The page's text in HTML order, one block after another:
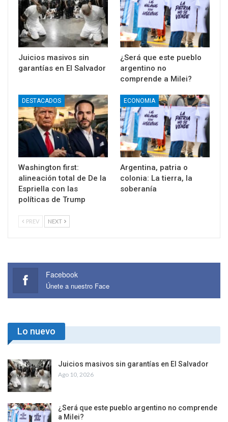
Juicios masivos sin
garantías en El Salvador
¿Será que este pueblo
argentino no
comprende a Milei?
DESTACADOS
Washington first:
alineación total de De la
Espriella con las
políticas de Trump
ECONOMIA
Argentina, patria o
colonia: La tierra, la
soberanía
PREV NEXT
Facebook
Únete a nuestro Face
Lo nuevo
Juicios masivos sin garantías en El Salvador
Ago 10, 2026
¿Será que este pueblo argentino no comprende
a Milei?